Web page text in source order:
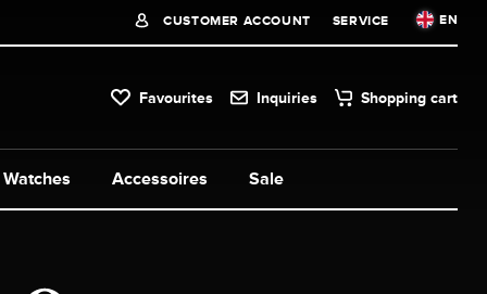
CUSTOMER ACCOUNT SERVICE EN
Favourites Inquiries Shopping cart
Watches Accessoires Sale